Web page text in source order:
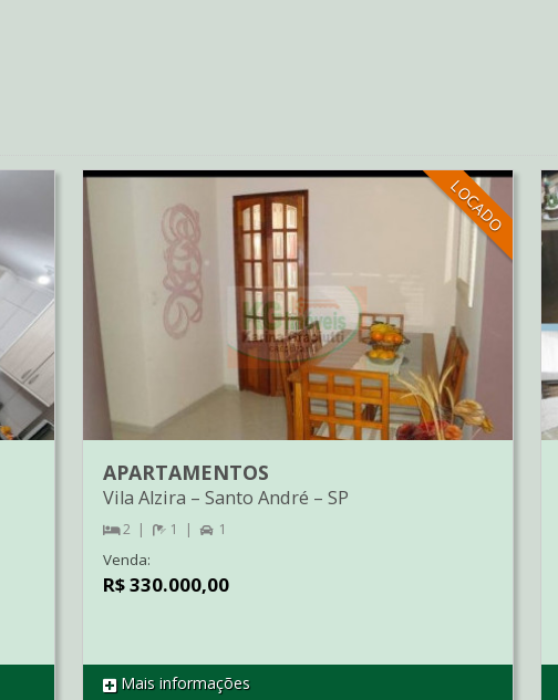
LOCADO
REF AP1884
APARTAMENTOS
Vila Alzira – Santo André – SP
2 1 1
Venda:
R$ 330.000,00
Mais informações